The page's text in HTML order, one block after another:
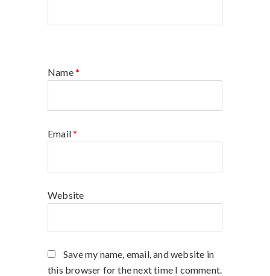
Name*
Email*
Website
Save my name, email, and website in
this browser for the next time I comment.